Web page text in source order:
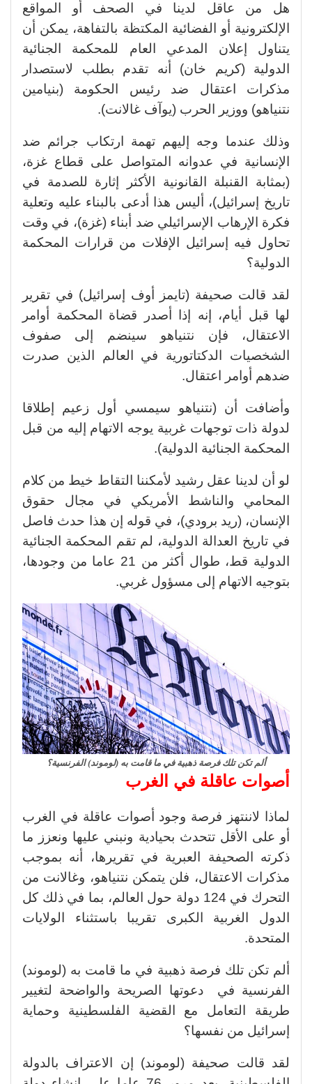
هل من عاقل لدينا في الصحف أو المواقع
الإلكترونية أو الفضائية المكتظة بالتفاهة، يمكن أن
يتناول إعلان المدعي العام للمحكمة الجنائية
الدولية (كريم خان) أنه تقدم بطلب لاستصدار
مذكرات اعتقال ضد رئيس الحكومة (بنيامين
نتنياهو) ووزير الحرب (يوآف غالانت).
وذلك عندما وجه إليهم تهمة ارتكاب جرائم ضد
الإنسانية في عدوانه المتواصل على قطاع غزة،
(بمثابة القنبلة القانونية الأكثر إثارة للصدمة في
تاريخ إسرائيل)، أليس هذا أدعى بالبناء عليه وتعلية
فكرة الإرهاب الإسرائيلي ضد أبناء (غزة)، في وقت
تحاول فيه إسرائيل الإفلات من قرارات المحكمة
الدولية؟
لقد قالت صحيفة (تايمز أوف إسرائيل) في تقرير
لها قبل أيام، إنه إذا أصدر قضاة المحكمة أوامر
الاعتقال، فإن نتنياهو سينضم إلى صفوف
الشخصيات الدكتاتورية في العالم الذين صدرت
ضدهم أوامر اعتقال.
وأضافت أن (نتنياهو سيمسي أول زعيم إطلاقا
لدولة ذات توجهات غربية يوجه الاتهام إليه من قبل
المحكمة الجنائية الدولية).
لو أن لدينا عقل رشيد لأمكننا التقاط خيط من كلام
المحامي والناشط الأمريكي في مجال حقوق
الإنسان، (ريد برودي)، في قوله إن هذا حدث فاصل
في تاريخ العدالة الدولية، لم تقم المحكمة الجنائية
الدولية قط، طوال أكثر من 21 عاما من وجودها،
بتوجيه الاتهام إلى مسؤول غربي.
ألم تكن تلك فرصة ذهبية في ما قامت به (لوموند) الفرنسية؟
أصوات عاقلة في الغرب
لماذا لاننتهز فرصة وجود أصوات عاقلة في الغرب
أو على الأقل تتحدث بحيادية ونبني عليها ونعزز ما
ذكرته الصحيفة العبرية في تقريرها، أنه بموجب
مذكرات الاعتقال، فلن يتمكن نتنياهو، وغالانت من
التحرك في 124 دولة حول العالم، بما في ذلك كل
الدول الغربية الكبرى تقريبا باستثناء الولايات
المتحدة.
ألم تكن تلك فرصة ذهبية في ما قامت به (لوموند)
الفرنسية في دعوتها الصريحة والواضحة لتغيير
طريقة التعامل مع القضية الفلسطينية وحماية
إسرائيل من نفسها؟
لقد قالت صحيفة (لوموند) إن الاعتراف بالدولة